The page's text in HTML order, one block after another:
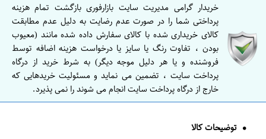
خریدار گرامی مدیریت سایت بازارفوری بازگشت تمام هزینه
پرداختی شما را در صورت عدم رضایت به دلیل عدم مطابقت
کالای خریداری شده با کالای سفارش داده شده مانند (معیوب
بودن ، تفاوت رنگ یا سایز یا درخواست هزینه اضافه توسط
فروشنده و یا هر دلیل موجه دیگر) به شرط خرید از درگاه
پرداخت سایت ، تضمین می نماید و مسئولیت خریدهایی که
خارج از درگاه پرداخت سایت انجام می شوند را نمی پذیرد.
توضیحات کالا